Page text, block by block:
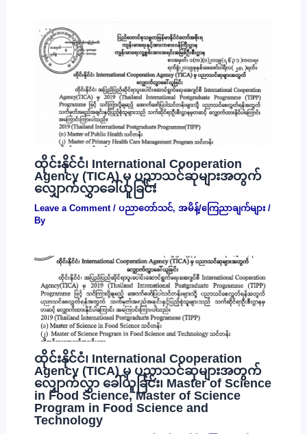
ထိုင်းနိုင်ငံ၊ International Cooperation
Agency (TICA) မှ ပညာသင်ဆုများအတွက်
လျှောက်လွှာခေါ်ယူခြင်း
Leave a Comment / ပညာတော်သင်, အမိန့်/ကြေညာချက်များ/
By
ထိုင်းနိုင်ငံ၊ International Cooperation
Agency (TICA) မှ ပညာသင်ဆုများအတွက်
လျှောက်လွှာ ခေါ်ယူခြင်း၊ Master of Science
in Food Science, Master of Science
Program in Food Science and
Technology